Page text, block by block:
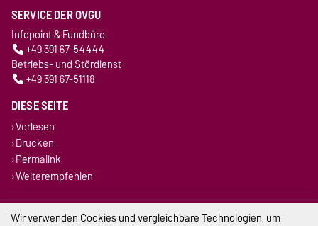
SERVICE DER OVGU
Infopoint & Fundbüro
+49 391 67-54444
Betriebs- und Stördienst
+49 391 67-51118
DIESE SEITE
Vorlesen
Drucken
Permalink
Weiterempfehlen
Impressum
Wir verwenden Cookies und vergleichbare Technologien, um